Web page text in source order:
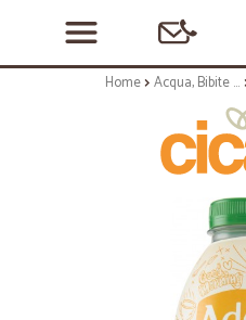
Home Acqua, Bibite e Alcolici